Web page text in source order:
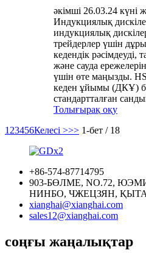
әкімші 26.03.24 күні
Индукциялық
индукциялық
трейдерлер үшін
кедендік рәсімдеуді,
және сауда
үшін өте маңызды.
кеден ұйымы (ДКҰ)
стандартталған
Толығырақ оқу
1 23456Келесі >>> 1-бет / 18
+86-574-87714795
903-БӨЛМЕ, NO.72,
НИНБО, ЧЖЕЦЗЯН,
xianghai@xianghai.com
sales12@xianghai.com
соңғы жаңалықтар